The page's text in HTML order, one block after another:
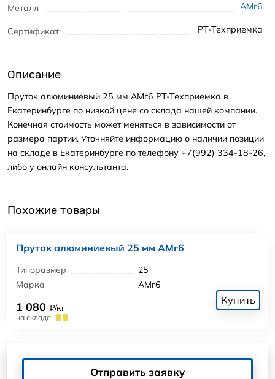
Металл АМг6
Сертификат РТ-Техприемка
Описание
Пруток алюминиевый 25 мм АМг6 РТ-Техприемка в
Екатеринбурге по низкой цене со склада нашей компании.
Конечная стоимость может меняться в зависимости от
размера партии. Уточняйте информацию о наличии позиции
на складе в Екатеринбурге по телефону +7(992) 334-18-26,
либо у онлайн консультанта.
Похожие товары
Пруток алюминиевый 25 мм АМг6
Типоразмер
25
Марка
АМг6
1 080 ₽/кг
на складе:
Купить
Отправить заявку